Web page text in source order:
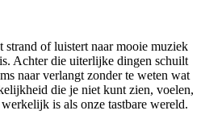
strand of luistert naar mooie muziek
Achter die uiterlijke dingen schuilt
naar verlangt zonder te weten wat
die je niet kunt zien, voelen,
is als onze tastbare wereld.